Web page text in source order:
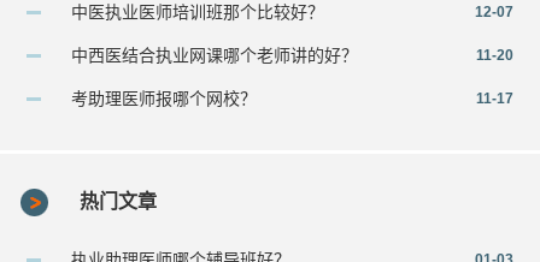
中医执业医师培训班那个比较好？ 12-07
中西医结合执业网课哪个老师讲的好？ 11-20
考助理医师报哪个网校？ 11-17
热门文章